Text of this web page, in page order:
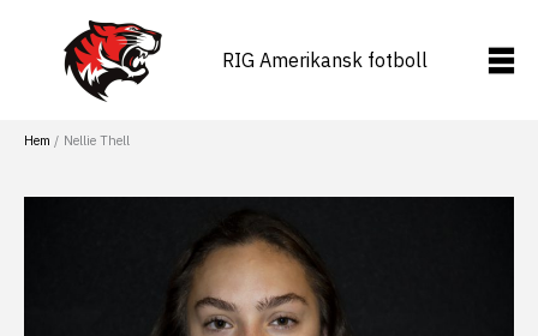
RIG Amerikansk fotboll
Hem Nellie Thell